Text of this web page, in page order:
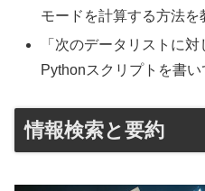
モードを計算する方法を
「次のデータリストに
Pythonスクリプトを書い
情報検索と要約